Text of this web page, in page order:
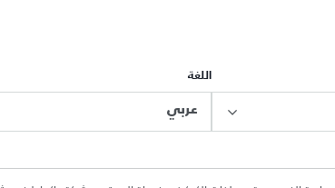
اللغة
عربي